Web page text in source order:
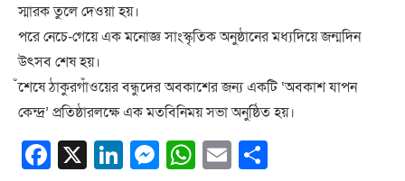
স্মারক তুলে দেওয়া হয়।
পরে নেচে-গেয়ে এক মনোজ্ঞ সাংস্কৃতিক অনুষ্ঠানের মধ্যদিয়ে জন্মদিন
উৎসব শেষ হয়।
ঁশেষে ঠাকুরগাঁওয়ের বন্ধুদের অবকাশের জন্য একটি ‘অবকাশ যাপন
কেন্দ্র’ প্রতিষ্ঠারলক্ষে এক মতবিনিময় সভা অনুষ্ঠিত হয়।
Facebook
X LinkedIn
Messenger
WhatsApp
Email